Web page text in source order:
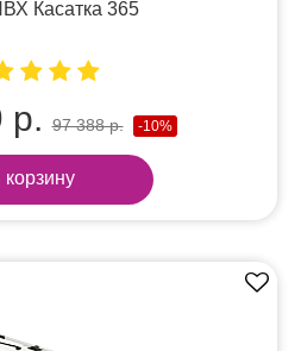
Касатка 365
р.97 388 р. -10%
корзину